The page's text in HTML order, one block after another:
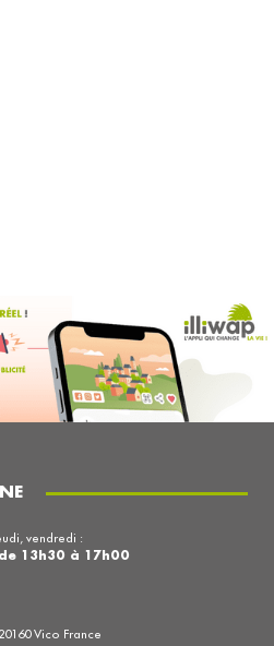
Vico France
vendredi :
13h30 à 17h00